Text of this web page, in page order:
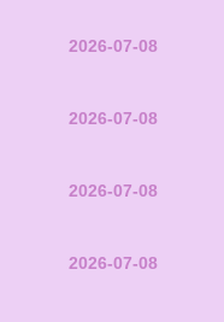
2026-07-08
2026-07-08
2026-07-08
2026-07-08